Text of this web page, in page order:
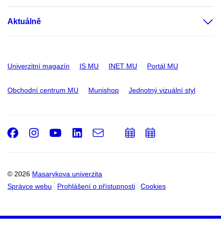
Aktuálně
Univerzitní magazín IS MU INET MU Portál MU
Obchodní centrum MU Munishop Jednotný vizuální styl
© 2026 Masarykova univerzita
Správce webu
Prohlášení o přístupnosti Cookies
Facebook
Instagram
Youtube
LinkedIn
e-
Email
PřidatPřidat